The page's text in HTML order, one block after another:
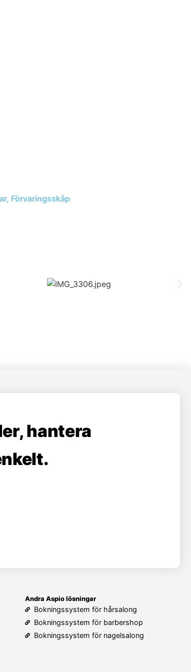
Förvaringsskåp
hantera
Andra Aspio lösningar
Bokningssystem för hårsalong
Bokningssystem för barbershop
Bokningssystem för nagelsalong